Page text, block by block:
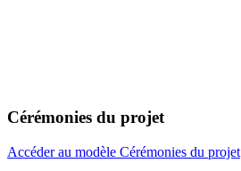
Cérémonies du projet
Accéder au modèle Cérémonies du projet